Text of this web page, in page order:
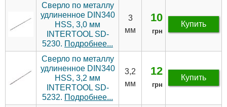
Сверло по металлу
удлиненное DIN340
HSS, 3,0 мм
INTERTOOL SD-
5230. Подробнее...
3
мм
10
грн
Купить
Сверло по металлу
удлиненное DIN340
HSS, 3,2 мм
INTERTOOL SD-
5232. Подробнее...
3,2
мм
12
грн
Купить